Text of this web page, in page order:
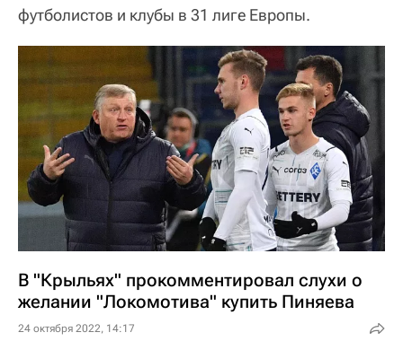
футболистов и клубы в 31 лиге Европы.
В "Крыльях" прокомментировал слухи о
желании "Локомотива" купить Пиняева
24 октября 2022, 14:17